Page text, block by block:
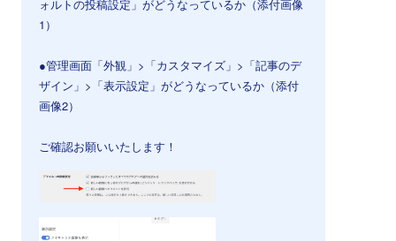
ォルトの投稿設定」がどうなっているか（添付画像
1）
●管理画面「外観」>「カスタマイズ」>「記事のデ
ザイン」>「表示設定」がどうなっているか（添付
画像2）
ご確認お願いいたします！